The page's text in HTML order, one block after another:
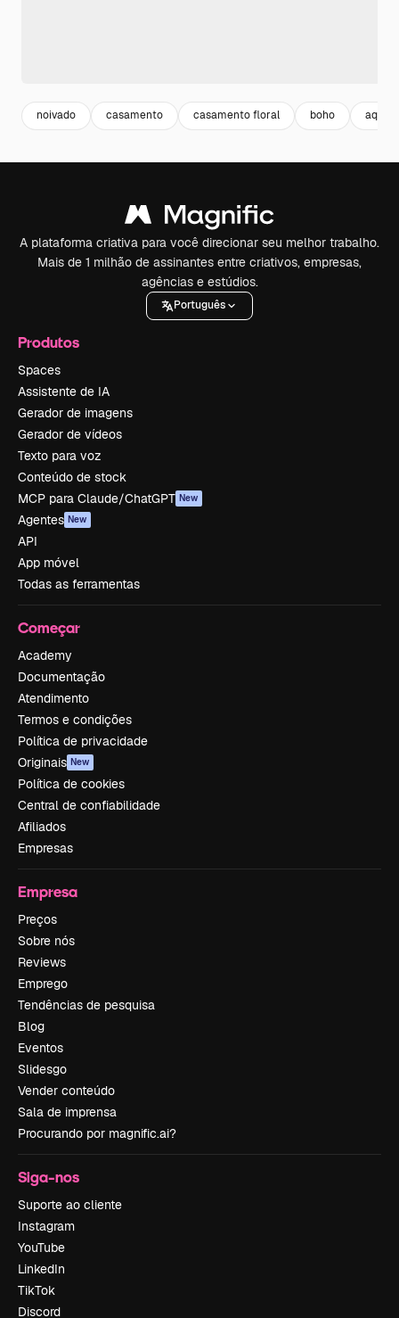
noivado casamento casamento floral boho
A plataforma criativa para você direcionar seu melhor trabalho.
Mais de 1 milhão de assinantes entre criativos, empresas,
agências e estúdios.
Português
Produtos
Spaces
Assistente de IA
Gerador de imagens
Gerador de vídeos
Texto para voz
Conteúdo de stock
MCP para Claude/ChatGPT New
Agentes New
API
App móvel
Todas as ferramentas
Começar
Academy
Documentação
Atendimento
Termos e condições
Política de privacidade
Originais New
Política de cookies
Central de confiabilidade
Afiliados
Empresas
Empresa
Preços
Sobre nós
Reviews
Emprego
Tendências de pesquisa
Blog
Eventos
Slidesgo
Vender conteúdo
Sala de imprensa
Procurando por magnific.ai?
Siga-nos
Suporte ao cliente
Instagram
YouTube
LinkedIn
TikTok
Discord